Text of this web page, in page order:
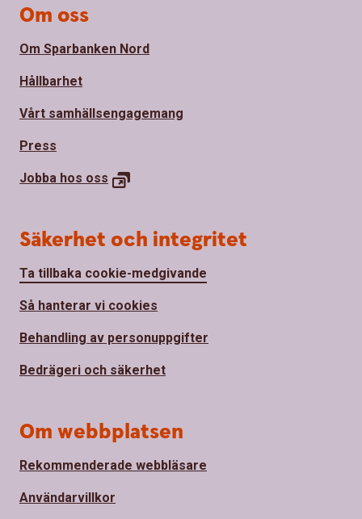
Om oss
Om Sparbanken Nord
Hållbarhet
Vårt samhällsengagemang
Press
Jobba hos oss
Säkerhet och integritet
Ta tillbaka cookie-medgivande
Så hanterar vi cookies
Behandling av personuppgifter
Bedrägeri och säkerhet
Om webbplatsen
Rekommenderade webbläsare
Användarvillkor